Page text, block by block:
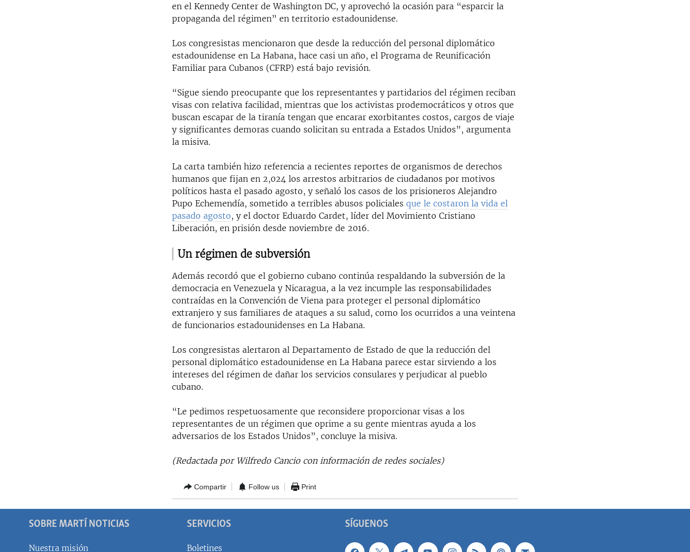
en el Kennedy Center de Washington DC, y aprovechó la ocasión para “esparcir la
propaganda del régimen” en territorio estadounidense.
Los congresistas mencionaron que desde la reducción del personal diplomático
estadounidense en La Habana, hace casi un año, el Programa de Reunificación
Familiar para Cubanos (CFRP) está bajo revisión.
“Sigue siendo preocupante que los representantes y partidarios del régimen reciban
visas con relativa facilidad, mientras que los activistas prodemocráticos y otros que
buscan escapar de la tiranía tengan que encarar exorbitantes costos, cargos de viaje
y significantes demoras cuando solicitan su entrada a Estados Unidos”, argumenta
la misiva.
La carta también hizo referencia a recientes reportes de organismos de derechos
humanos que fijan en 2,024 los arrestos arbitrarios de ciudadanos por motivos
políticos hasta el pasado agosto, y señaló los casos de los prisioneros Alejandro
Pupo Echemendía, sometido a terribles abusos policialesque le costaron la vida el
pasado agosto, y el doctor Eduardo Cardet, líder del Movimiento Cristiano
Liberación, en prisión desde noviembre de 2016.
Un régimen de subversión
Además recordó que el gobierno cubano continúa respaldando la subversión de la
democracia en Venezuela y Nicaragua, a la vez incumple las responsabilidades
contraídas en la Convención de Viena para proteger el personal diplomático
extranjero y sus familiares de ataques a su salud, como los ocurridos a una veintena
de funcionarios estadounidenses en La Habana.
Los congresistas alertaron al Departamento de Estado de que la reducción del
personal diplomático estadounidense en La Habana parece estar sirviendo a los
intereses del régimen de dañar los servicios consulares y perjudicar al pueblo
cubano.
“Le pedimos respetuosamente que reconsidere proporcionar visas a los
representantes de un régimen que oprime a su gente mientras ayuda a los
adversarios de los Estados Unidos”, concluye la misiva.
(Redactada por Wilfredo Cancio con información de redes sociales)
Compartir Follow us Print
SÍGUENOS
SOBRE MARTÍ NOTICIAS
Nuestra misión
SERVICIOS
Boletines